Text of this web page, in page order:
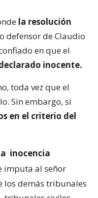
la resolución
defensor de Claudio
en que el
inocente.
toda vez que el
Sin embargo, sí
en el criterio del
inocencia
imputa al señor
los demás tribunales